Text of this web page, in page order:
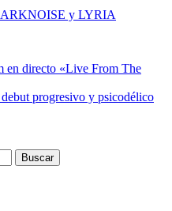
y LYRIA
en directo «Live From The
progresivo y psicodélico